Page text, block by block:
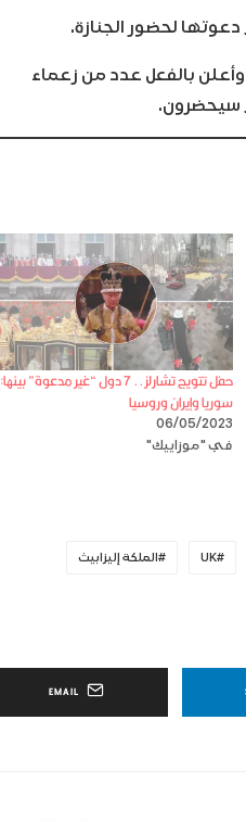
لحضور الجنازة.
يوم الاثنين 19 سبتمبر/ أيلول، وأعلن بالفعل عدد من زعماء
سيحضرون.
حفل تتويج تشارلز.. 7 دول “غير مدعوة” بينها:
سوريا وإيران وروسيا
06/05/2023
في "موزاييك"
UK الملكة إليزابيث
EMAIL